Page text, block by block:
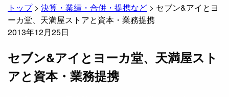
トップ> 決算・業績・合併・提携など > セブン&アイとヨ
ーカ堂、天満屋ストアと資本・業務提携
2013年12月25日
セブン&アイとヨーカ堂、天満屋スト
アと資本・業務提携